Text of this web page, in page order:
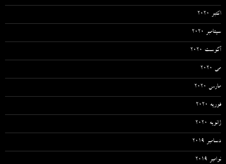
اکتبر 2020
سپتامبر 2020
آگوست 2020
می 2020
مارس 2020
فوریه 2020
ژانویه 2020
دسامبر 2019
نوامبر 2019